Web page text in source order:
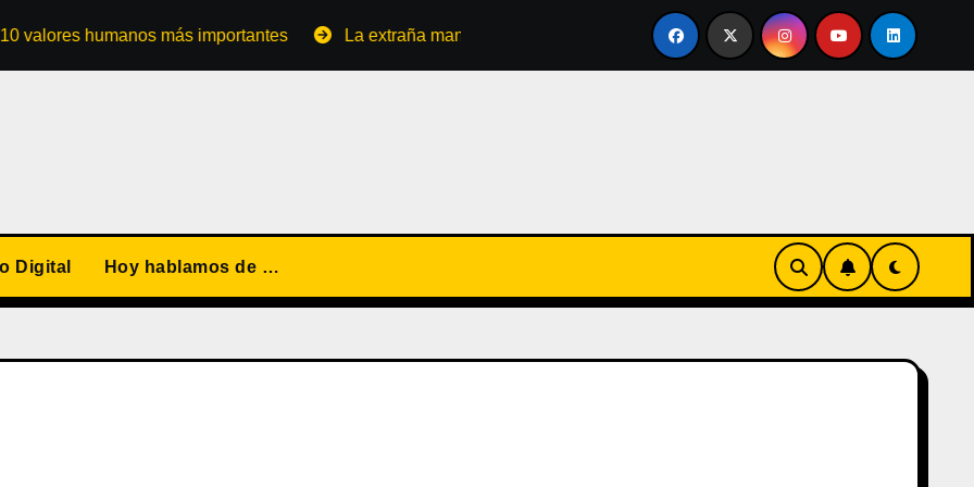
humanos más importantes La extraña manera de convertirse en familia El primer tour de la India Chiquitina
Digital Hoy hablamos de …